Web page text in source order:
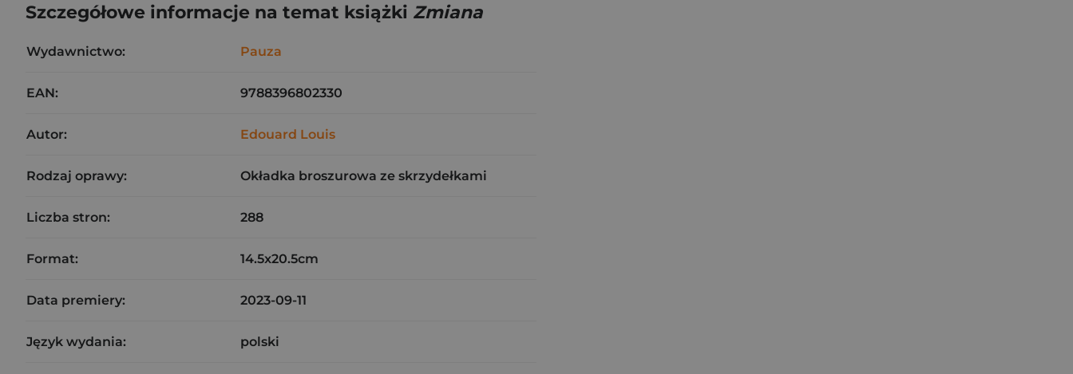
Szczegółowe informacje na temat książki Zmiana
Wydawnictwo: Pauza
EAN: 9788396802330
Autor: Edouard Louis
Rodzaj oprawy: Okładka broszurowa ze skrzydełkami
Liczba stron: 288
Format: 14.5x20.5cm
Data premiery: 2023-09-11
Język wydania: polski